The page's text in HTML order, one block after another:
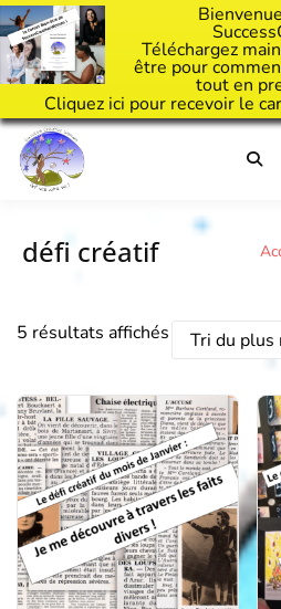
Téléchargez
être pour
tout en
Cliquez ici pour recevoir le
Passer
contenu
Il est temps d'ART'ivez
défi créatif
5 résultats affichés